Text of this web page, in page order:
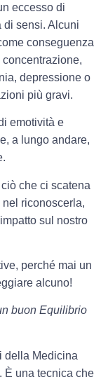
eccesso di
di sensi. Alcuni
conseguenza
depressione o
più gravi.
emotività e
a lungo andare,
che ci scatena
riconoscerla,
sul nostro
perché mai un
alcuno!
buon Equilibrio
della Medicina
È una tecnica che